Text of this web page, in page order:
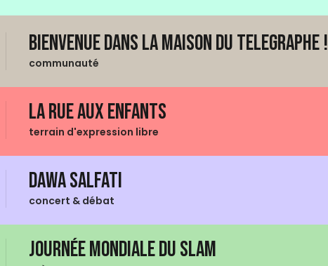
Bienvenue dans La Maison du Telegraphe !
communauté
La Rue aux enfants
terrain d'expression libre
Dawa Salfati
concert & débat
Journée mondiale du Slam